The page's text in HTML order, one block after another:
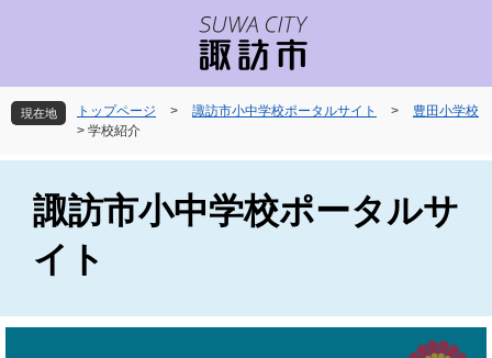
先
頭
を
飛
現在地 トップページ > 諏訪市小中学校ポータルサイト >
豊田小学校
> 学校紹介
諏訪市小中学校ポータルサ
イト